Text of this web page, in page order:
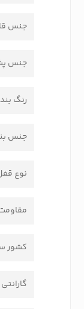
جنس
جنس
رنگ بند
جنس
نوع
مقاومت
کشور